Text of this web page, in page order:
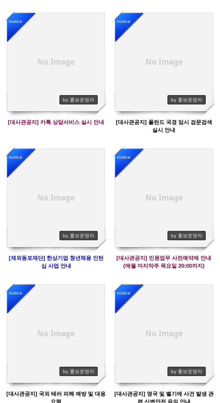
No Image
notice
by 홍보운영자
[대사관공지] 카톡 상담서비스 실시 안내
No Image
notice
by 홍보운영자
[대사관공지] 폴란드 국경 임시 검문검색
실시 안내
No Image
notice
by 홍보운영자
[재외동포재단] 한상기업 청년채용 인턴
십 사업 안내
No Image
notice
by 홍보운영자
[대사관공지] 민원업무 사전예약제 안내
(매월 마지막주 목요일 20:00까지)
No Image
notice
by 홍보운영자
[대사관공지] 국외 테러 피해 예방 및 대응
요령
No Image
notice
by 홍보운영자
[대사관공지] 영국 및 벨기에 사건 발생 관
련 신변안전 유의 안내